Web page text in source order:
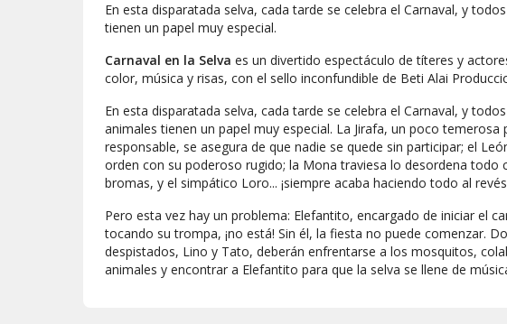
En esta disparatada selva, cada tarde se celebra el Carnaval, y
tienen un papel muy especial.
Carnaval en la Selva es un divertido espectáculo de títeres y
color, música y risas, con el sello inconfundible de Beti Alai
En esta disparatada selva, cada tarde se celebra el Carnaval, y
animales tienen un papel muy especial. La Jirafa, un poco temerosa
responsable, se asegura de que nadie se quede sin participar; el
orden con su poderoso rugido; la Mona traviesa lo desordena todo
bromas, y el simpático Loro... ¡siempre acaba haciendo todo al
Pero esta vez hay un problema: Elefantito, encargado de iniciar el
tocando su trompa, ¡no está! Sin él, la fiesta no puede comenzar.
despistados, Lino y Tato, deberán enfrentarse a los mosquitos,
animales y encontrar a Elefantito para que la selva se llene de